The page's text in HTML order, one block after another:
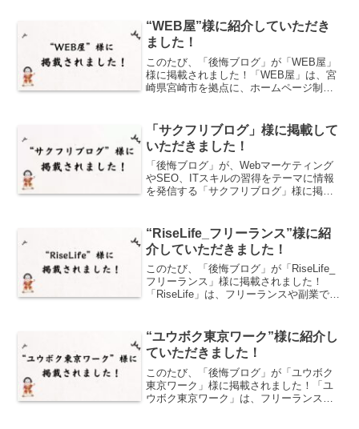
“WEB屋”様に紹介していただき
ました！
このたび、「後悔ブログ」が「WEB屋」
様に掲載されました！「WEB屋」は、宮
崎県宮崎市を拠点に、ホームページ制
ビスを提供する制作会社です。初期費用0
円・月額制...
「サクフリブログ」様に掲載して
いただきました！
「後悔ブログ」が、Webマーケティング
やSEO、ITスキルの習得をテーマに情報
を発信する「サクフリブログ」様に掲載
ウを提供し、「SEO」「ライティング」
「キャリアアップ...
“RiseLife_フリーランス”様に紹
介していただきました！
このたび、「後悔ブログ」が「RiseLife_
フリーランス」様に掲載されました！
「RiseLife」は、フリーランスや副業での
アップのコツ、ツール活用法まで幅広く
取り上...
“ユウボク東京ワーク”様に紹介し
ていただきました！
このたび、「後悔ブログ」が「ユウボク
東京ワーク」様に掲載されました！「ユ
ウボク東京ワーク」は、フリーランスや